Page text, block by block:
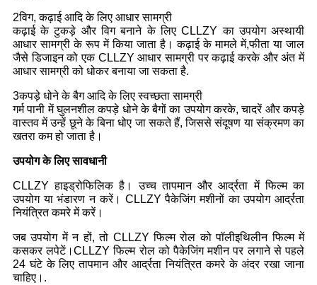
2विग, कढ़ाई आदि के लिए आधार सामग्री
कढ़ाई के टुकड़े और विग बनाने के लिए CLLZY का उपयोग अस्थायी
आधार सामग्री के रूप में किया जाता है। कढ़ाई के मामले में,फीता या जाल
जैसे डिजाइन को एक CLLZY आधार सामग्री पर कढ़ाई करके और अंत में
आधार सामग्री को धोकर बनाया जा सकता है.
3कपड़े धोने के बैग आदि के लिए स्वच्छता सामग्री
गर्म पानी में घुलनशील कपड़े धोने के बैगों का उपयोग करके, चादरें और कपड़े
वास्तव में उन्हें छूने के बिना धोए जा सकते हैं, जिससे संदूषण या संक्रमण का
खतरा कम हो जाता है।
उपयोग के लिए सावधानी
CLLZY हाइड्रोफिलिक है। उच्च तापमान और आर्द्रता में फिल्म का
उपयोग या भंडारण न करें। CLLZY पैकेजिंग मशीनों का उपयोग आर्द्रता
नियंत्रित कमरे में करें।
जब उपयोग में न हों, तो CLLZY फिल्म रोल को पॉलीइथिलीन फिल्म में
कसकर लपेटें।CLLZY फिल्म रोल को पैकेजिंग मशीन पर लगाने से पहले
24 घंटे के लिए तापमान और आर्द्रता नियंत्रित कमरे के अंदर रखा जाना
चाहिए।.